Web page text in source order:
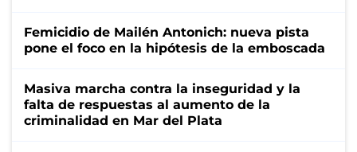
Femicidio de Mailén Antonich: nueva pista
pone el foco en la hipótesis de la emboscada
Masiva marcha contra la inseguridad y la
falta de respuestas al aumento de la
criminalidad en Mar del Plata